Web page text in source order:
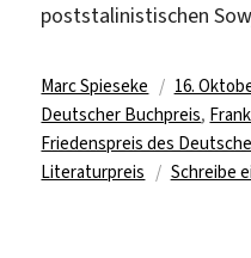
poststalinistischen
Autor
Marc Spieseke
am
16.
Deutscher Buchpreis,
Friedenspreis des
Literaturpreis
Schreibe